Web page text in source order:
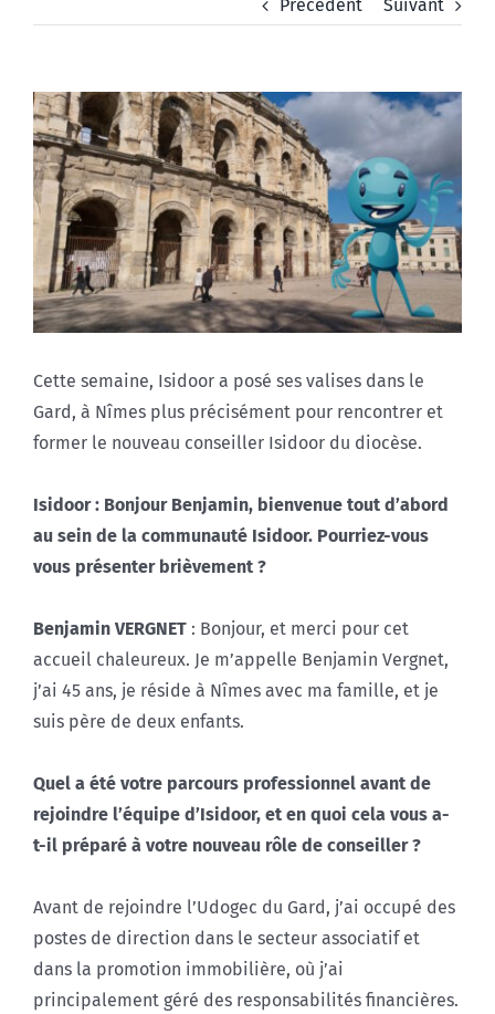
Précédent Suivant
Voir
l'image
agrandie
Cette semaine, Isidoor a posé ses valises dans le
Gard, à Nîmes plus précisément pour rencontrer et
former le nouveau conseiller Isidoor du diocèse.
Isidoor : Bonjour Benjamin, bienvenue tout d’abord
au sein de la communauté Isidoor. Pourriez-vous
vous présenter brièvement ?
Benjamin VERGNET : Bonjour, et merci pour cet
accueil chaleureux. Je m’appelle Benjamin Vergnet,
j’ai 45 ans, je réside à Nîmes avec ma famille, et je
suis père de deux enfants.
Quel a été votre parcours professionnel avant de
rejoindre l’équipe d’Isidoor, et en quoi cela vous a-
t-il préparé à votre nouveau rôle de conseiller ?
Avant de rejoindre l’Udogec du Gard, j’ai occupé des
postes de direction dans le secteur associatif et
dans la promotion immobilière, où j’ai
principalement géré des responsabilités financières.